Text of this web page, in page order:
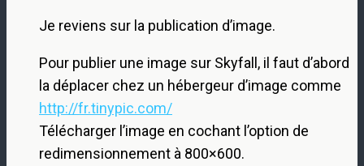
Je reviens sur la publication d’image.
Pour publier une image sur Skyfall, il faut d’abord
la déplacer chez un hébergeur d’image comme
http://fr.tinypic.com/
Télécharger l’image en cochant l’option de
redimensionnement à 800×600.